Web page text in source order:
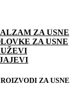
ZA USNE
ZA USNE
ZA USNE